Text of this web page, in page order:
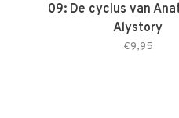
09: De cyclus van
Alystory
€9,95